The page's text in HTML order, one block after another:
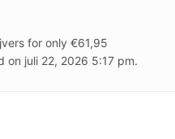
for only €61,95
on juli 22, 2026 5:17 pm.